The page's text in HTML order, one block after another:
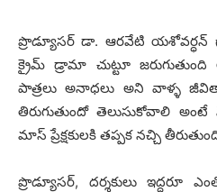
ప్రొడ్యూసర్ డా. ఆరవేటి
క్రైమ్ డ్రామా చుట్టూ
పాత్రలు అనాధలు అని వాళ్ళ
తిరుగుతుందో తెలుసుకోవాలి
మాస్ ప్రేక్షకులకి తప్పక నచ్చి
ప్రొడ్యూసర్, దర్శకులు